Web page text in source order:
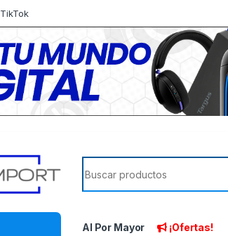
TikTok
Search for:
Al Por Mayor ¡Ofertas!